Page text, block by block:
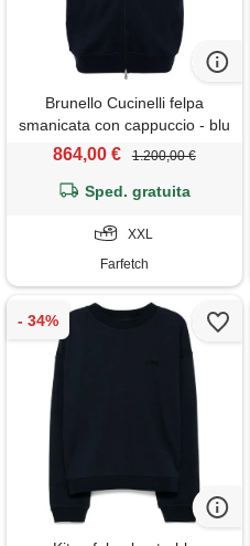
Brunello Cucinelli felpa
smanicata con cappuccio - blu
864,00 € 1.200,00 €
Sped. gratuita
XXL
Farfetch